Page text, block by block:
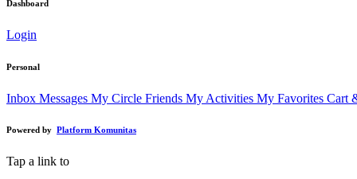
Dashboard
Login
Personal
Inbox Messages My Circle Friends My Activities My Favorites Cart
Powered by Platform Komunitas
Tap a link to